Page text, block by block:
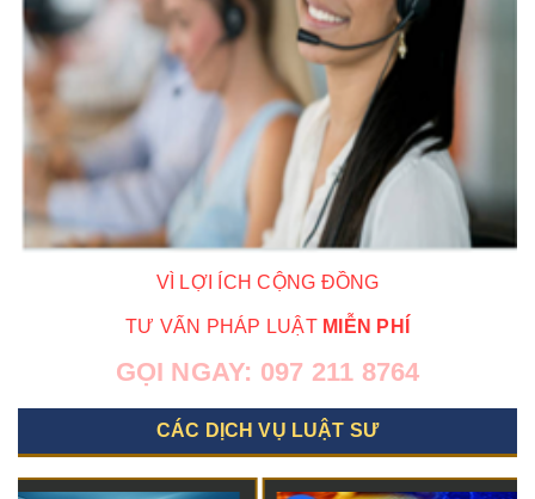
VÌ LỢI ÍCH CỘNG ĐỒNG
TƯ VẤN PHÁP LUẬT MIỄN PHÍ
GỌI NGAY: 097 211 8764
CÁC DỊCH VỤ LUẬT SƯ